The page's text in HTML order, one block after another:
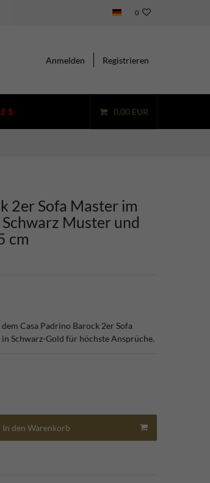
0
Anmelden Registrieren
$ 0,00 EUR
2er Sofa Master im
Muster und
cm
Casa Padrino Barock 2er Sofa
in Schwarz-Gold für höchste Ansprüche.
In den Warenkorb